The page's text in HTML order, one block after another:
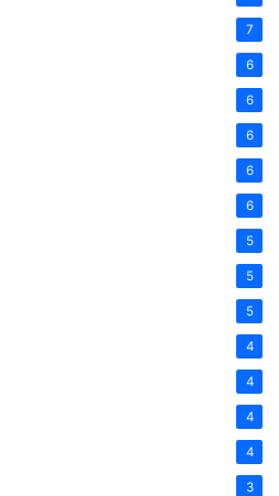
7
6
6
6
6
6
5
5
5
4
4
4
4
3